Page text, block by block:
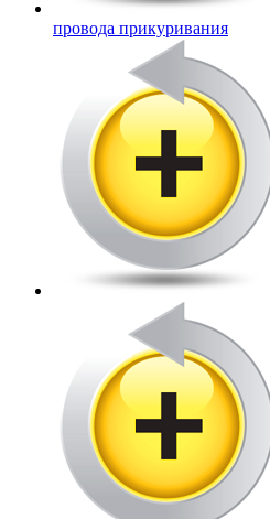
провода прикуривания